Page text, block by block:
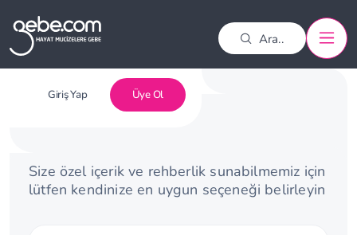
Giriş Yap Üye Ol
Size özel içerik ve rehberlik sunabilmemiz için
lütfen kendinize en uygun seçeneği belirleyin